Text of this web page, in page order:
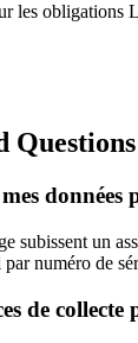
les
Questions
subissent un
numéro de
de